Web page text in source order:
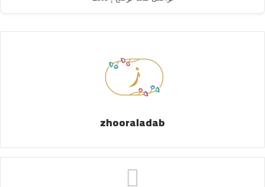
zhooraladab